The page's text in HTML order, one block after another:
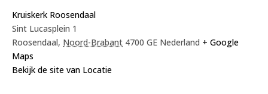
Kruiskerk Roosendaal
Sint Lucasplein 1
Roosendaal, Noord-Brabant 4700 GE Nederland + Google
Maps
Bekijk de site van Locatie